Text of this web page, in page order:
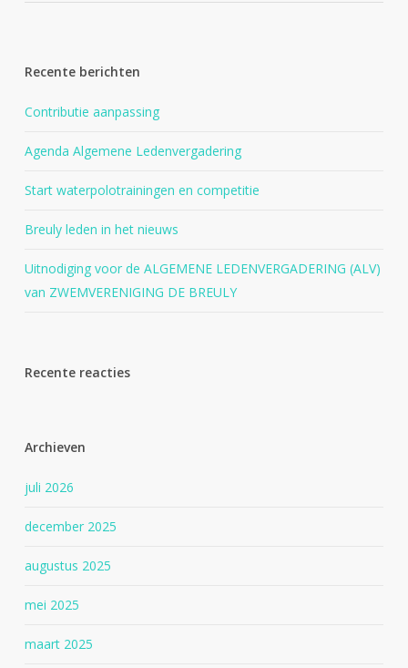
Recente berichten
Contributie aanpassing
Agenda Algemene Ledenvergadering
Start waterpolotrainingen en competitie
Breuly leden in het nieuws
Uitnodiging voor de ALGEMENE LEDENVERGADERING (ALV)
van ZWEMVERENIGING DE BREULY
Recente reacties
Archieven
juli 2026
december 2025
augustus 2025
mei 2025
maart 2025